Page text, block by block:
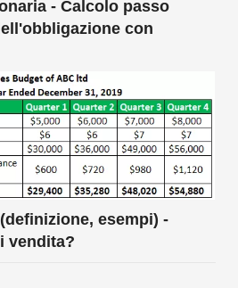
- Calcolo passo
con
esempi) -
vendita?